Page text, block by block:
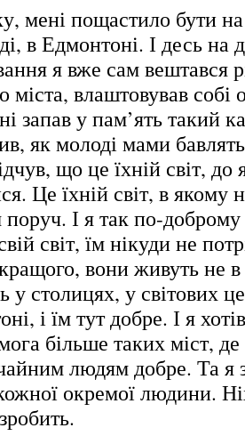
мені пощастило бути на
в Едмонтоні. І десь на
я вже сам вештався
міста, влаштовував собі
запав у пам’ять такий
як молоді мами
що це їхній світ,
Це їхній світ, в якому
поруч. І я так по-
світ, їм нікуди не
вони живуть не
у столицях, у світових
і їм тут добре. І я
більше таких міст,
людям добре. Та я
окремої людини.